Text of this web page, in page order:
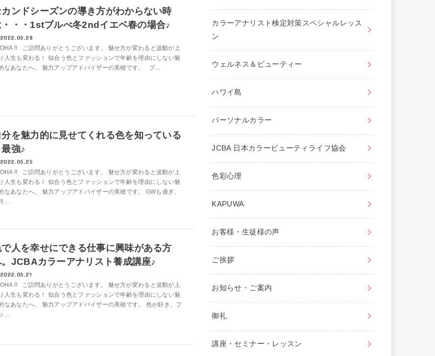
カンドシーズンの導き方がわからない時
・・・1stブルべ冬2ndイエベ春の場合♪
2022.05.28
!! ご訪問ありがとうございます。 魅せ方が変わると波動が上
人生も変わる！ 似合う色とファッションで年齢を理由にしない魅
なあなたへ。 魅力アップアドバイザーの美穂です。 ブ...
分を魅力的に見せてくれる色を知っている
最強♪
2022.05.25
!! ご訪問ありがとうございます。 魅せ方が変わると波動が上
人生も変わる！ 似合う色とファッションで年齢を理由にしない魅
なあなたへ。 魅力アップアドバイザーの美穂です。 GWも過ぎ、
...
人を幸せにできる仕事に興味がある方
JCBAカラーアナリスト養成講座♪
2022.05.21
!! ご訪問ありがとうございます。 魅せ方が変わると波動が上
人生も変わる！ 似合う色とファッションで年齢を理由にしない魅
なあなたへ。 魅力アップアドバイザーの美穂です。 色が好き、フ
...
カラーアナリスト検定対策スペシャルレッス
ン
ウェルネス＆ビューティー
ハワイ島
パーソナルカラー
JCBA 日本カラービューティライフ協会
色彩心理
KAPUWA
お客様・生徒様の声
ご挨拶
お知らせ・ご案内
御礼
講座・セミナー・レッスン